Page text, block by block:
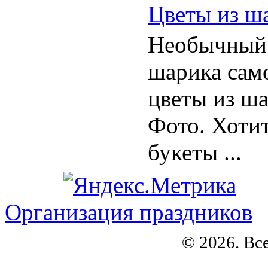
Цветы из
Необычный
шарика
цветы из
Фото.
букеты ...
Организация праздников
© 2026.